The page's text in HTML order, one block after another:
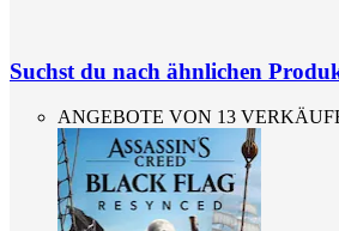
Suchst du nach ähnlichen
ANGEBOTE VON 13